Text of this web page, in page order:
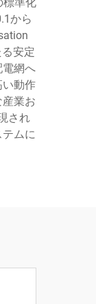
から
安定
電網へ
い動作
業お
され
ムに